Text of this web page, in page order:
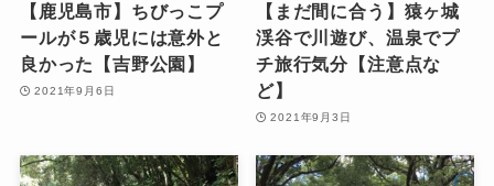
【鹿児島市】ちびっこプ
ールが５歳児には意外と
良かった【吉野公園】
2021年9月6日
【まだ間に合う】猿ヶ城
渓谷で川遊び、温泉でプ
チ旅行気分【注意点な
ど】
2021年9月3日